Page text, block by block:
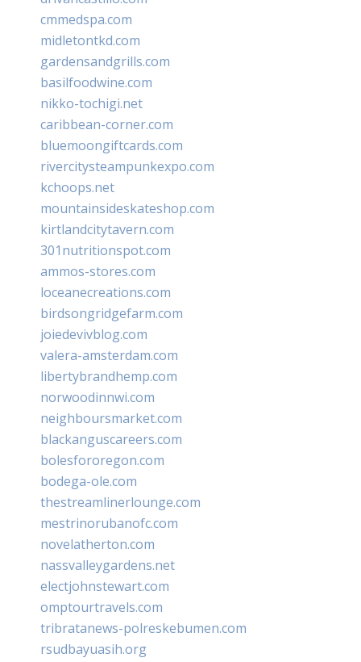
cmmedspa.com
midletontkd.com
gardensandgrills.com
basilfoodwine.com
nikko-tochigi.net
caribbean-corner.com
bluemoongiftcards.com
rivercitysteampunkexpo.com
kchoops.net
mountainsideskateshop.com
kirtlandcitytavern.com
301nutritionspot.com
ammos-stores.com
loceanecreations.com
birdsongridgefarm.com
joiedevivblog.com
valera-amsterdam.com
libertybrandhemp.com
norwoodinnwi.com
neighboursmarket.com
blackanguscareers.com
bolesfororegon.com
bodega-ole.com
thestreamlinerlounge.com
mestrinorubanofc.com
novelatherton.com
nassvalleygardens.net
electjohnstewart.com
omptourtravels.com
tribratanews-polreskebumen.com
rsudbayuasih.org